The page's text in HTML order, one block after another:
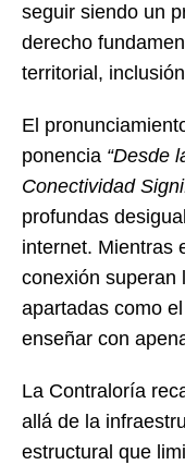
seguir siendo un
derecho
territorial,
El
ponencia “Desde
Conectividad
profundas
internet. Mientras
conexión superan
apartadas como
enseñar con
La Contraloría
allá de la
estructural que